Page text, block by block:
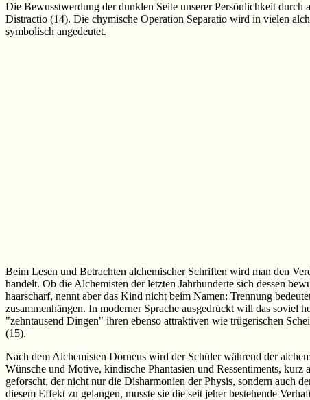
Die Bewusstwerdung der dunklen Seite unserer Persönlichkeit
Distractio (14). Die chymische Operation Separatio wird in vielen
symbolisch angedeutet.
Beim Lesen und Betrachten alchemischer Schriften wird man den
handelt. Ob die Alchemisten der letzten Jahrhunderte sich dessen
haarscharf, nennt aber das Kind nicht beim Namen: Trennung
zusammenhängen. In moderner Sprache ausgedrückt will das soviel
"zehntausend Dingen" ihren ebenso attraktiven wie trügerischen
(15).
Nach dem Alchemisten Dorneus wird der Schüler während der
Wünsche und Motive, kindische Phantasien und Ressentiments,
geforscht, der nicht nur die Disharmonien der Physis, sondern auch
diesem Effekt zu gelangen, musste sie die seit jeher bestehende